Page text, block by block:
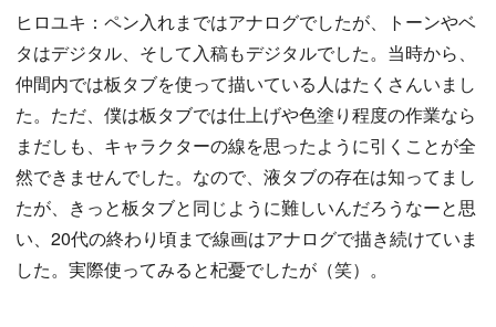
ヒロユキ：ペン入れまではアナログでしたが、トーンやベ
タはデジタル、そして入稿もデジタルでした。当時から、
仲間内では板タブを使って描いている人はたくさんいまし
た。ただ、僕は板タブでは仕上げや色塗り程度の作業なら
まだしも、キャラクターの線を思ったように引くことが全
然できませんでした。なので、液タブの存在は知ってまし
たが、きっと板タブと同じように難しいんだろうなーと思
い、20代の終わり頃まで線画はアナログで描き続けていま
した。実際使ってみると杞憂でしたが（笑）。